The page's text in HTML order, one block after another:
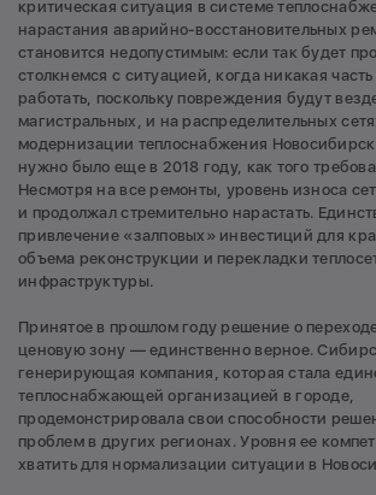
критическая ситуация в системе
нарастания аварийно-восстановительных
становится недопустимым: если так будет
столкнемся с ситуацией, когда никакая
работать, поскольку повреждения будут
магистральных, и на распределительных
модернизации теплоснабжения
нужно было еще в 2018 году, как того
Несмотря на все ремонты, уровень износа
и продолжал стремительно нарастать.
привлечение «залповых» инвестиций для
объема реконструкции и перекладки
инфраструктуры.
Принятое в прошлом году решение о
ценовую зону — единственно верное.
генерирующая компания, которая стала
теплоснабжающей организацией в городе,
продемонстрировала свои способности
проблем в других регионах. Уровня ее
хватить для нормализации ситуации в